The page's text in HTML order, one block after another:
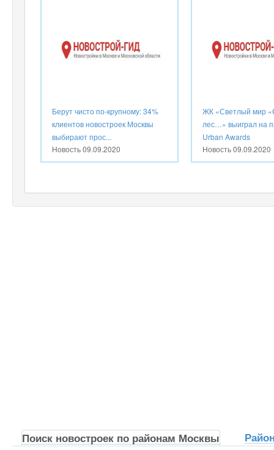
Берут чисто по-крупному: 34%
клиентов новостроек Москвы
выбирают прос...
Новость09.09.2020
ЖК «Светлый мир
лес…» выиграл на
Urban Awards
Новость09.09.2020
Поиск новостроек по районам Москвы